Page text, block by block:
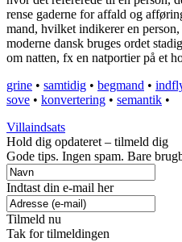
rense gaderne for affald og
mand, hvilket indikerer en
moderne dansk bruges ordet
om natten, fx en natportier på et
grine • samtidig • begmand •
sove • konvertering • semantik •
Villaindsats
Hold dig opdateret – tilmeld dig
Gode tips. Ingen spam. Bare
Indtast din e-mail her
Tilmeld nu
Tak for tilmeldingen